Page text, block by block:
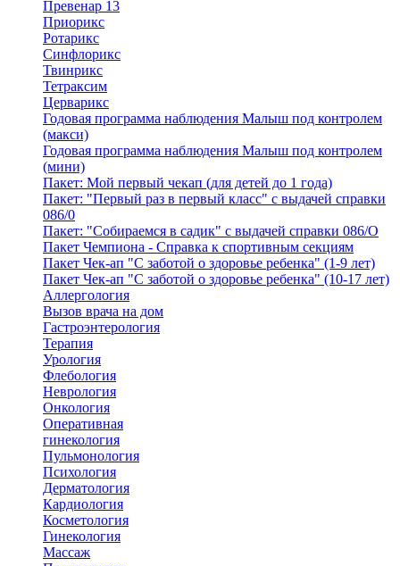
Превенар 13
Приорикс
Ротарикс
Синфлорикс
Твинрикс
Тетраксим
Церварикс
Годовая программа наблюдения Малыш под контролем
(макси)
Годовая программа наблюдения Малыш под контролем
(мини)
Пакет: Мой первый чекап (для детей до 1 года)
Пакет: "Первый раз в первый класс" с выдачей справки
086/0
Пакет: "Собираемся в садик" с выдачей справки 086/О
Пакет Чемпиона - Справка к спортивным секциям
Пакет Чек-ап "С заботой о здоровье ребенка" (1-9 лет)
Пакет Чек-ап "С заботой о здоровье ребенка" (10-17 лет)
Аллергология
Вызов врача на дом
Гастроэнтерология
Терапия
Урология
Флебология
Неврология
Онкология
Оперативная
гинекология
Пульмонология
Психология
Дерматология
Кардиология
Косметология
Гинекология
Массаж